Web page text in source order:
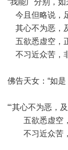
“我能广分别，如
今且但略说，
其心不为恶，
五欲悉虚空，
不习近众苦，
佛告天女：“如
“‘其心不为恶，
五欲悉虚空，
不习近众苦，